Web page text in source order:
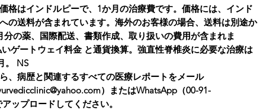
格はインドルピーで、1か月の治療費です。価格には、インド
の送料が含まれています。海外のお客様の場合、送料は別途か
分の薬、国際配送、書類作成、取り扱いの費用が含まれま
ゲートウェイ料金 と通貨換算。強直性脊椎炎に必要な治療は
。 NS
、病歴と関連するすべての医療レポートをメール
）またはWhatsApp（00-91-
ップロードしてください。